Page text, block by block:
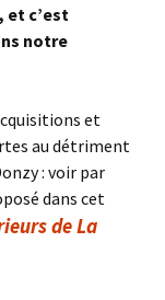
et c’est
notre
et
au détriment
: voir par
dans cet
de La